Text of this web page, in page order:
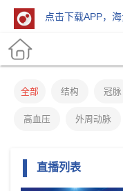
点击下载APP，
全部 结构 冠脉
高血压 外周动脉
直播列表